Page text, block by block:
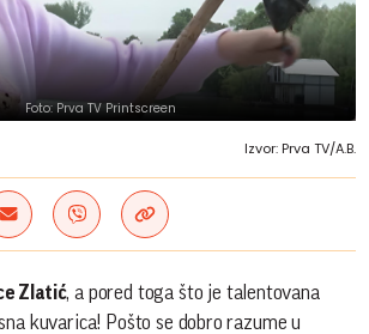
Foto: Prva TV Printscreen
Izvor: Prva TV/A.B.
Zlatić, a pored toga što je talentovana
kuvarica! Pošto se dobro razume u